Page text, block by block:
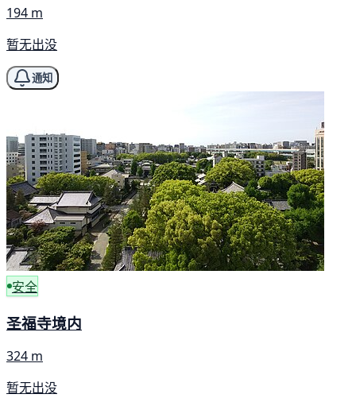
194 m
暂无出没
通知
安全
圣福寺境内
324 m
暂无出没